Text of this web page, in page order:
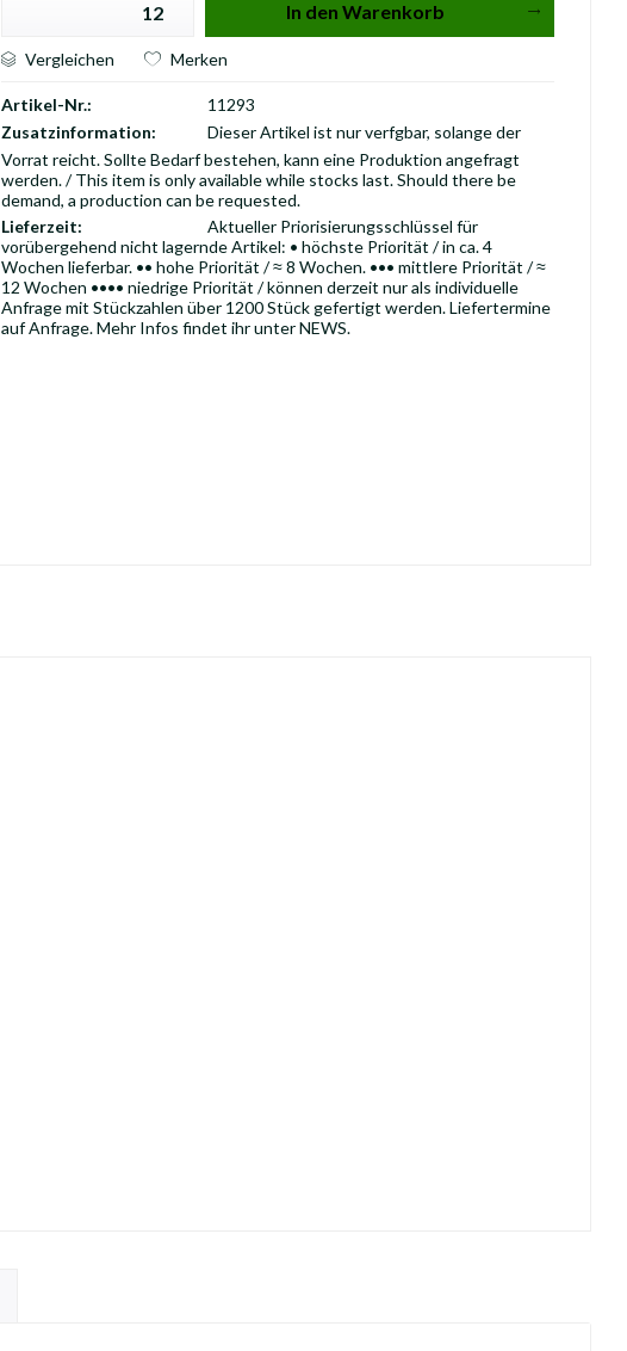
In den Warenkorb
Vergleichen Merken
Artikel-Nr.:
11293
Zusatzinformation:
Dieser Artikel ist nur verfgbar, solange der
Vorrat reicht. Sollte Bedarf bestehen, kann eine Produktion angefragt
werden. / This item is only available while stocks last. Should there be
demand, a production can be requested.
Lieferzeit:
Aktueller Priorisierungsschlüssel für
vorübergehend nicht lagernde Artikel: • höchste Priorität / in ca. 4
Wochen lieferbar. •• hohe Priorität / ≈ 8 Wochen. ••• mittlere Priorität / ≈
12 Wochen •••• niedrige Priorität / können derzeit nur als individuelle
Anfrage mit Stückzahlen über 1200 Stück gefertigt werden. Liefertermine
auf Anfrage. Mehr Infos findet ihr unter NEWS.